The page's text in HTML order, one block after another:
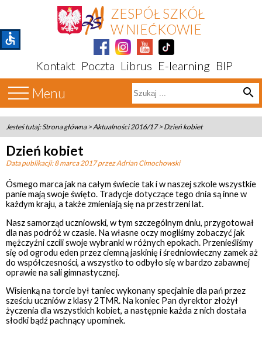
ZESPÓŁ SZKÓŁ
W NIEĆKOWIE
Kontakt Poczta Librus E-learning BIP
Menu search
Jesteś tutaj:Strona główna>Aktualności 2016/17> Dzień kobiet
Dzień kobiet
Data publikacji:8 marca 2017przez Adrian Cimochowski
Ósmego marca jak na całym świecie tak i w naszej szkole wszystkie
panie mają swoje święto. Tradycje dotyczące tego dnia są inne w
każdym kraju, a także zmieniają się na przestrzeni lat.
Nasz samorząd uczniowski, w tym szczególnym dniu, przygotował
dla nas podróż w czasie. Na własne oczy mogliśmy zobaczyć jak
mężczyźni czcili swoje wybranki w różnych epokach. Przenieśliśmy
się od ogrodu eden przez ciemną jaskinię i średniowieczny zamek aż
do współczesności, a wszystko to odbyło się w bardzo zabawnej
oprawie na sali gimnastycznej.
Wisienką na torcie był taniec wykonany specjalnie dla pań przez
sześciu uczniów z klasy 2TMR. Na koniec Pan dyrektor złożył
życzenia dla wszystkich kobiet, a następnie każda z nich dostała
słodki bądź pachnący upominek.
accessible